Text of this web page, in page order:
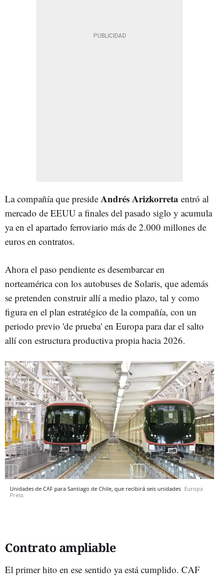
La compañía que preside Andrés Arizkorreta entró al
mercado de EEUU a finales del pasado siglo y acumula
ya en el apartado ferroviario más de 2.000 millones de
euros en contratos.
Ahora el paso pendiente es desembarcar en
norteamérica con los autobuses de Solaris, que además
se pretenden construir allí a medio plazo, tal y como
figura en el plan estratégico de la compañía, con un
periodo previo 'de prueba' en Europa para dar el salto
allí con estructura productiva propia hacia 2026.
Unidades de CAF para Santiago de Chile, que recibirá seis unidades Europa
Press
Contrato ampliable
El primer hito en ese sentido ya está cumplido. CAF